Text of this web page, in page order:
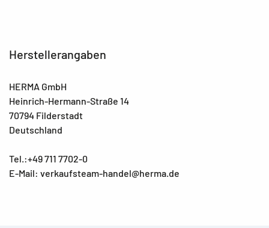
Herstellerangaben
HERMA GmbH
Heinrich-Hermann-Straße 14
70794 Filderstadt
Deutschland
Tel.:+49 711 7702-0
E-Mail: verkaufsteam-handel@herma.de